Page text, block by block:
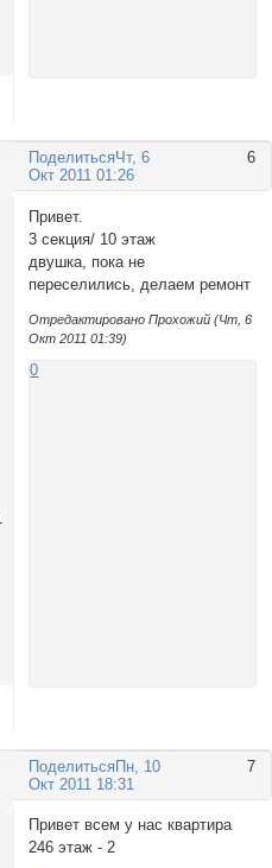
Поделиться 6
Чт, 6
Окт 2011 01:26
Привет.
3 секция/ 10 этаж
двушка, пока не
переселились, делаем ремонт
Отредактировано Прохожий (Чт, 6
Окт 2011 01:39)
0
Поделиться 7
Пн, 10
Окт 2011 18:31
Привет всем у нас квартира
246 этаж - 2